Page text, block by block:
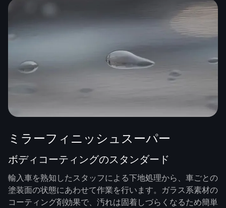
ミラーフィニッシュスーパー
ボディコーティングのスタンダード
輸入車を熟知したスタッフによる下地処理から、車ごとの
塗装面の状態にあわせて作業を行います。ガラス系素材の
コーティング剤効果で、汚れは固着しづらくなるため簡単